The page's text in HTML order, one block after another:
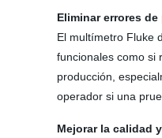
Eliminar errores
El multímetro Fluke
funcionales como si
producción,
operador si una
Mejorar la calidad